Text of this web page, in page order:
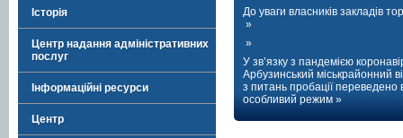
Історія
Центр надання адміністративних
послуг
Інформаційні ресурси
Центр
До уваги власників закладів
»
»
У зв’язку з пандемією
Арбузинський міськрайонний
з питань пробації переведено
особливий режим »